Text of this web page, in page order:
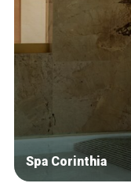
Spa Corinthia